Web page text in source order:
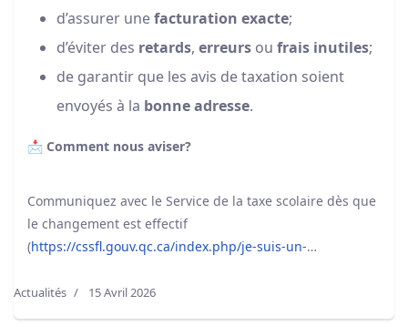
d’assurer unefacturation exacte;
d’éviter des retards, erreurs ou frais inutiles;
de garantir que les avis de taxation soient
envoyés à la bonne adresse.
📩 Comment nous aviser?
Communiquez avec le Service de la taxe scolaire dès que
le changement est effectif
(https://cssfl.gouv.qc.ca/index.php/je-suis-un-
Actualités 15 Avril 2026